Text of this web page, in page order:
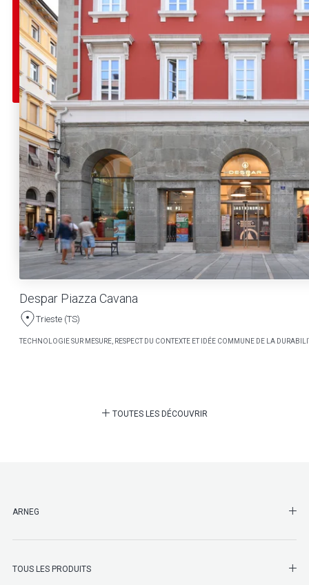
Despar Piazza Cavana
Trieste (TS)
TECHNOLOGIE SUR MESURE, RESPECT DU CONTEXTE ET IDÉE COMMUNE DE LA
TOUTES LES DÉCOUVRIR
ARNEG
TOUS LES PRODUITS